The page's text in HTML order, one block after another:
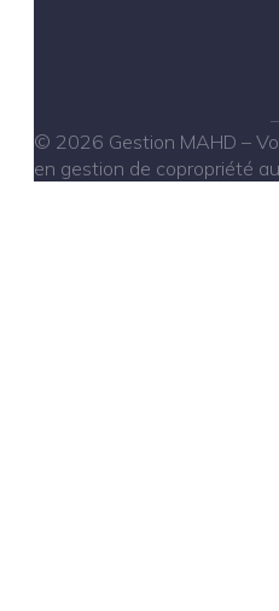
© 2026 Gestion MAHD –
en gestion de copropriété